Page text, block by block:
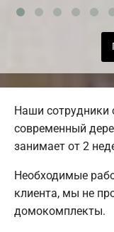
Наши сотрудники
современный
занимает от 2
Необходимые
клиента, мы не
домокомплекты.